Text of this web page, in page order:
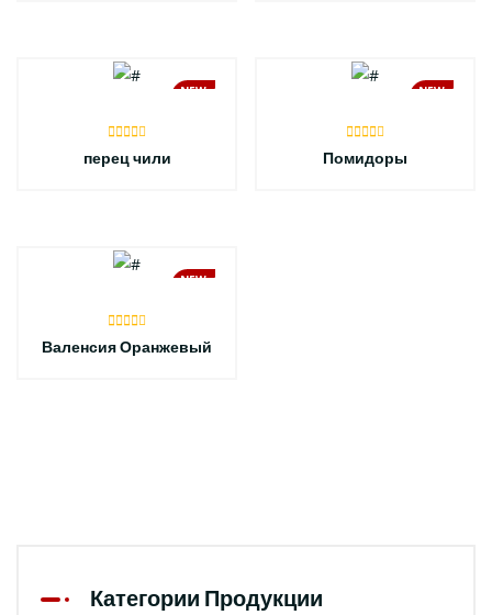
NEW
перец чили
NEW
Помидоры
NEW
Валенсия Оранжевый
Категории Продукции